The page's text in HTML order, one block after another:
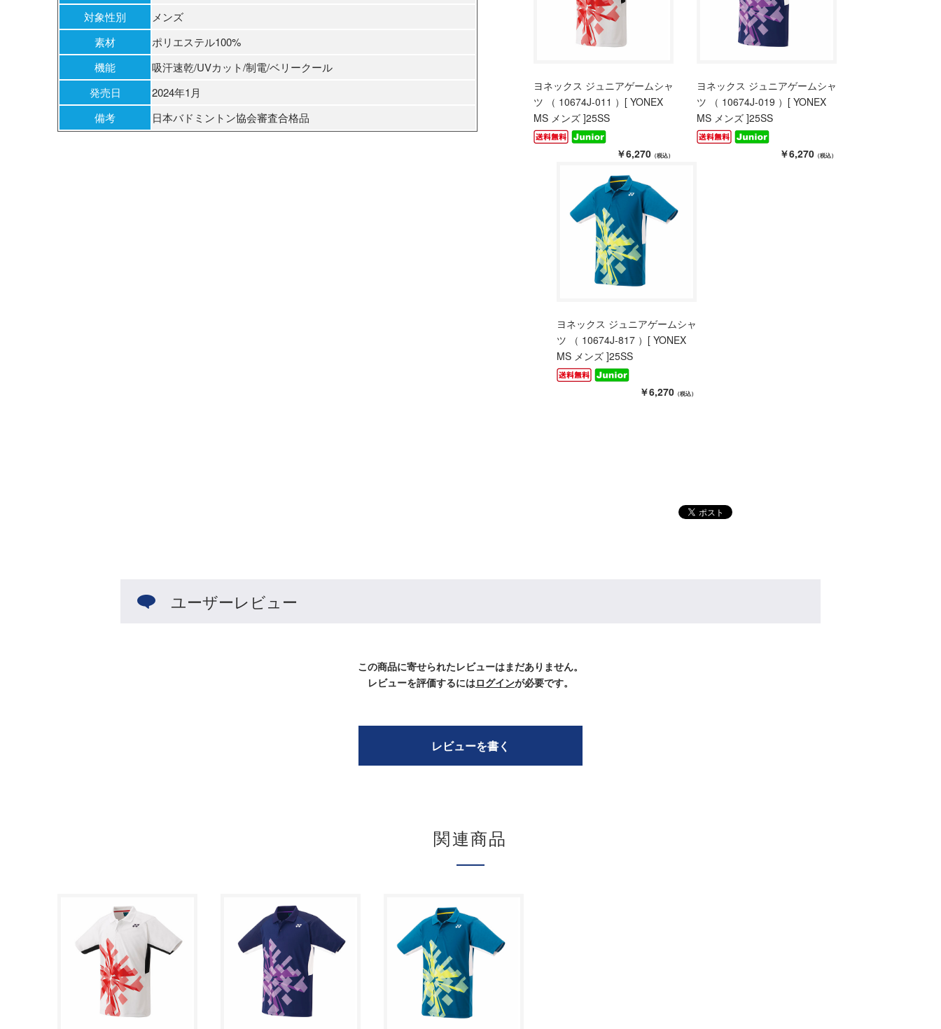
対象性別
メンズ
素材
ポリエステル100%
機能
吸汗速乾/UVカット/制電/ベリークール
発売日
2024年1月
備考
日本バドミントン協会審査合格品
ヨネックス ジュニアゲームシャ
ツ （ 10674J-011 ）[ YONEX
MS メンズ ]25SS
￥6,270 （税込）
ヨネックス ジュニアゲームシャ
ツ （ 10674J-019 ）[ YONEX
MS メンズ ]25SS
￥6,270 （税込）
ヨネックス ジュニアゲームシャ
ツ （ 10674J-817 ）[ YONEX
MS メンズ ]25SS
￥6,270 （税込）
ユーザーレビュー
この商品に寄せられたレビューはまだありません。
レビューを評価するにはログインが必要です。
レビューを書く
関連商品